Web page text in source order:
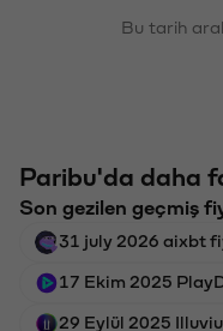
Bu tarih
Paribu'da daha
Son gezilen geçmiş
31 july 2026 aixbt
17 Ekim 2025
29 Eylül 2025